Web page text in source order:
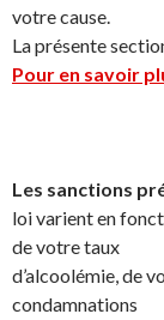
votre cause.
La présente
Pour en savoir
Les sanctions
loi varient en
de votre taux
d’alcoolémie, de
condamnations